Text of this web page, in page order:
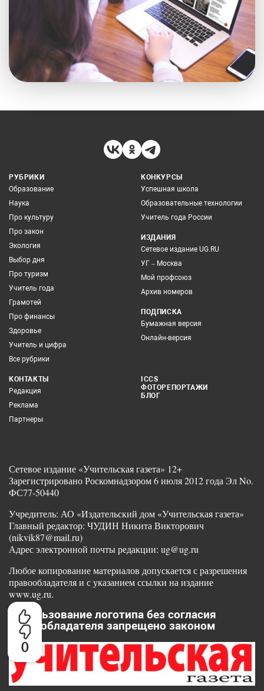
0
РУБРИКИ
Образование
Наука
Про культуру
Про закон
Экология
Выбор дня
Про туризм
Учитель года
Грамотей
Про финансы
Здоровье
Учитель и цифра
Все рубрики
КОНКУРСЫ
Успешная школа
Образовательные технологии
Учитель года России
ИЗДАНИЯ
Сетевое издание UG.RU
УГ – Москва
Мой профсоюз
Архив номеров
ПОДПИСКА
Бумажная версия
Онлайн-версия
КОНТАКТЫ
Редакция
Реклама
Партнеры
ICCS
ФОТОРЕПОРТАЖИ
БЛОГ
Сетевое издание «Учительская газета» 12+
Зарегистрировано Роскомнадзором 6 июля 2012 года Эл No.
ФС77-50440
Учредитель: АО «Издательский дом «Учительская газета»
Главный редактор: ЧУДИН Никита Викторович
(nikvik87@mail.ru)
Адрес электронной почты редакции: ug@ug.ru
Любое копирование материалов допускается с разрешения
правообладателя и с указанием ссылки на издание
www.ug.ru.
Использование логотипа без согласия
правообладателя запрещено законом